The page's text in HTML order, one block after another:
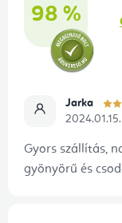
98 %
Jarka
2024.01.15.
Gyors szállítás,
gyönyörű és